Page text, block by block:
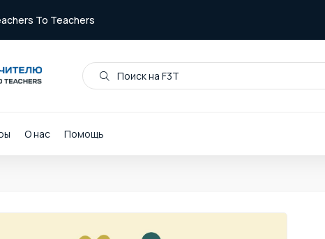
To Teachers
Поиск на F3T
О нас Помощь